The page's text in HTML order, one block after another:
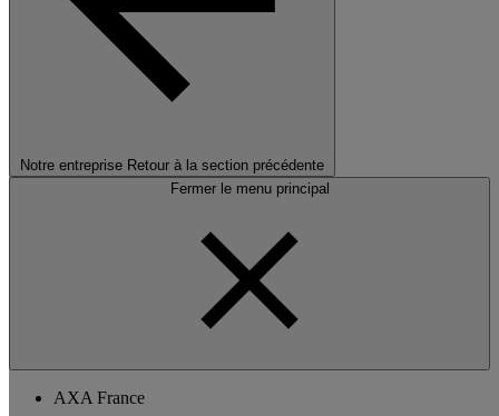
Notre entreprise Retour à la section précédente
Fermer le menu principal
AXA France